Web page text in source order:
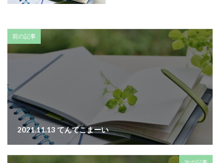
前の記事
2021.11.13 てんてこまーい